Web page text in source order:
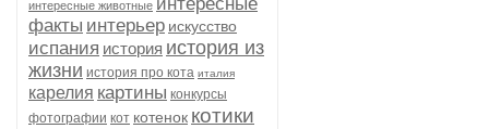
интересные животные
факты интерьер искусство
испания история история из
жизни история про кота италия
карелия картины конкурсы
фотографии кот котенок котики